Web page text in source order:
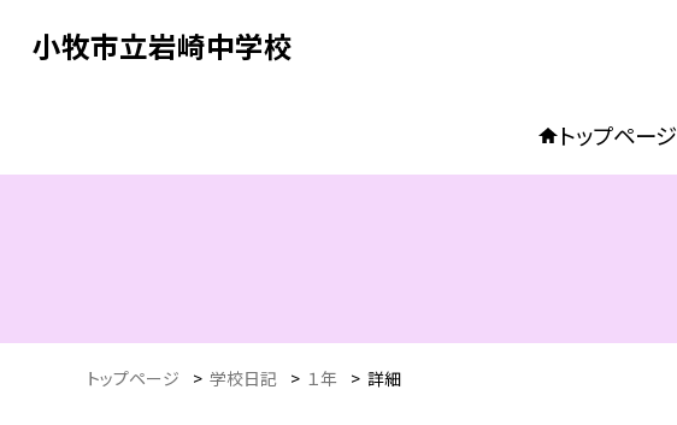
小牧市立岩崎中学校
トップページ
トップページ > 学校日記 > １年 > 詳細